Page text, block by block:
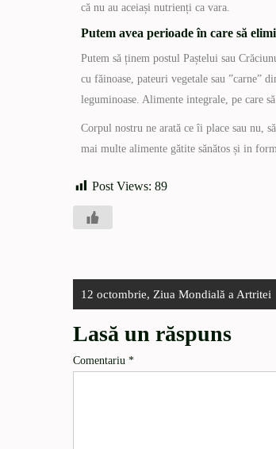
că nu au aceiași nutrienți ca vara.
Putem avea perioade în care să
Putem să ținem postul Paștelui sau
cu făinoase, pateuri vegetale sau ”carne”
leguminoase. Alimente integrale, pe care
Corpul nostru ne arată ce îi place sau nu,
mai multe alimente gătite sănătos și in
Post Views: 89
12 octombrie, Ziua Mondială a Artritei
Lasă un răspuns
Comentariu *